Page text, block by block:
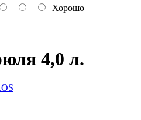
Хорошо
4,0 л.